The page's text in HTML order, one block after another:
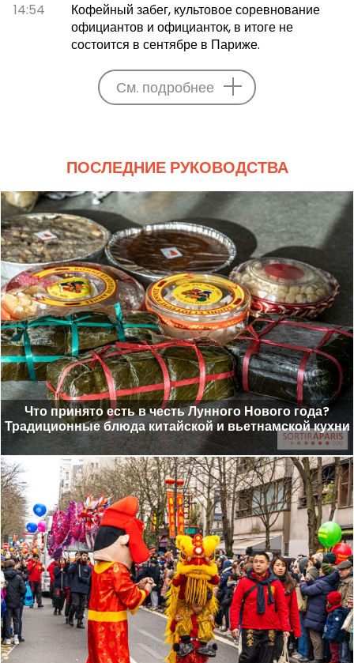
14:54
Кофейный забег, культовое соревнование
официантов и официанток, в итоге не
состоится в сентябре в Париже.
См. подробнее
ПОСЛЕДНИЕ РУКОВОДСТВА
Что принято есть в честь Лунного Нового года?
Традиционные блюда китайской и вьетнамской кухни